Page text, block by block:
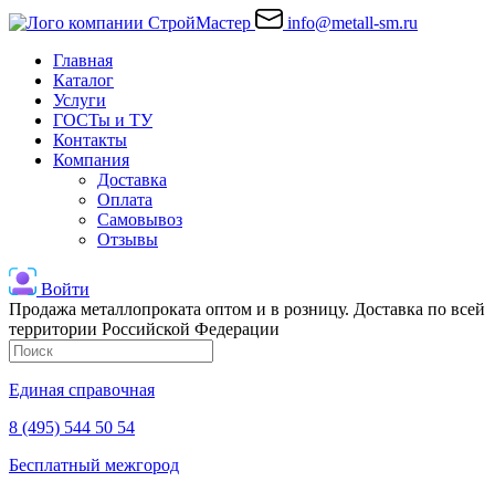
info@metall-sm.ru
Главная
Каталог
Услуги
ГОСТы и ТУ
Контакты
Компания
Доставка
Оплата
Самовывоз
Отзывы
Войти
Продажа металлопроката оптом и в розницу. Доставка по всей
территории Российской Федерации
Единая справочная
8 (495) 544 50 54
Бесплатный межгород